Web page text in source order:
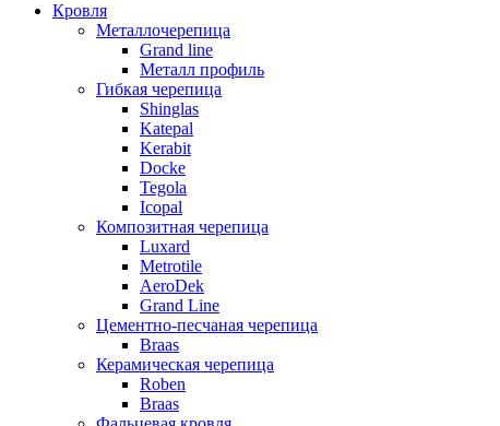
Кровля
Металлочерепица
Grand line
Металл профиль
Гибкая черепица
Shinglas
Katepal
Kerabit
Docke
Tegola
Icopal
Композитная черепица
Luxard
Metrotile
AeroDek
Grand Line
Цементно-песчаная черепица
Braas
Керамическая черепица
Roben
Braas